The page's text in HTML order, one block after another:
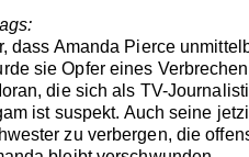
dass Amanda Pierce
sie Opfer eines
die sich als TV-
ist suspekt. Auch seine
zu verbergen, die